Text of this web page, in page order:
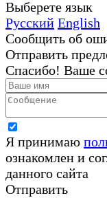
Выберете язык
Русский English
Сообщить об
Отправить
Спасибо! Ваше
Я принимаю
ознакомлен и
данного сайта
Отправить